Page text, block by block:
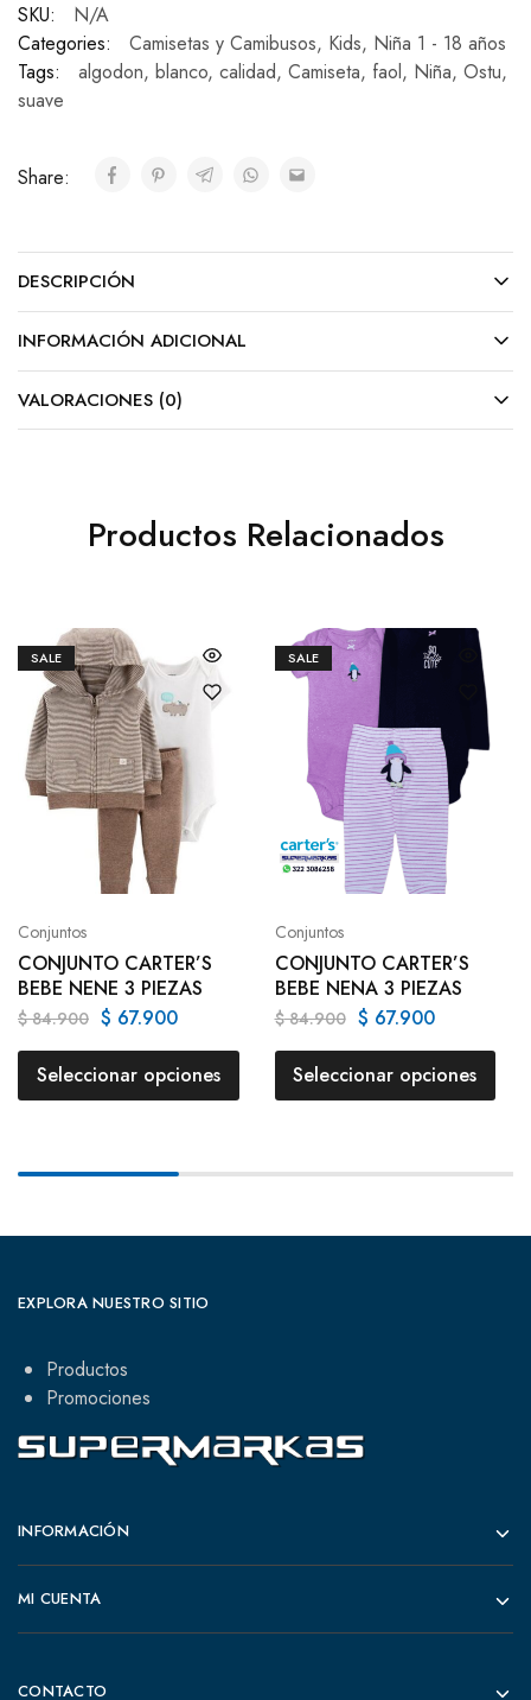
SKU:
N/A
Categories:
Camisetas y Camibusos, Kids, Niña 1 - 18 años
Tags:
algodon, blanco, calidad, Camiseta, faol, Niña, Ostu,
suave
Share:
DESCRIPCIÓN
INFORMACIÓN ADICIONAL
VALORACIONES (0)
Productos Relacionados
SALE
Conjuntos
CONJUNTO CARTER’S
BEBE NENE 3 PIEZAS
$84.900 $ 67.900
Seleccionar opciones
SALE
Conjuntos
CONJUNTO CARTER’S
BEBE NENA 3 PIEZAS
$84.900 $ 67.900
Seleccionar opciones
EXPLORA NUESTRO SITIO
Productos
Promociones
INFORMACIÓN
MI CUENTA
CONTACTO